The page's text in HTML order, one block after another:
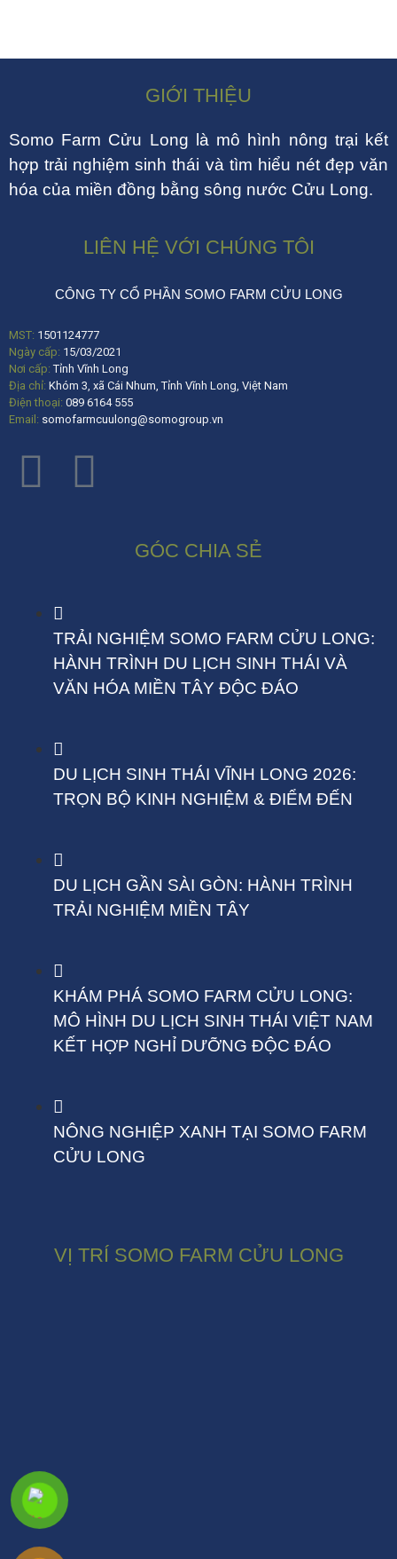
GIỚI THIỆU
Somo Farm Cửu Long là mô hình nông trại kết
hợp trải nghiệm sinh thái và tìm hiểu nét đẹp văn
hóa của miền đồng bằng sông nước Cửu Long.
LIÊN HỆ VỚI CHÚNG TÔI
CÔNG TY CỔ PHẦN SOMO FARM CỬU LONG
MST: 1501124777
Ngày cấp: 15/03/2021
Nơi cấp:Tỉnh Vĩnh Long
Địa chỉ: Khóm 3, xã Cái Nhum, Tỉnh Vĩnh Long, Việt Nam
Điện thoại: 089 6164 555
Email: somofarmcuulong@somogroup.vn
GÓC CHIA SẺ
TRẢI NGHIỆM SOMO FARM CỬU LONG:
HÀNH TRÌNH DU LỊCH SINH THÁI VÀ
VĂN HÓA MIỀN TÂY ĐỘC ĐÁO
DU LỊCH SINH THÁI VĨNH LONG 2026:
TRỌN BỘ KINH NGHIỆM & ĐIỂM ĐẾN
DU LỊCH GẦN SÀI GÒN: HÀNH TRÌNH
TRẢI NGHIỆM MIỀN TÂY
KHÁM PHÁ SOMO FARM CỬU LONG:
MÔ HÌNH DU LỊCH SINH THÁI VIỆT NAM
KẾT HỢP NGHỈ DƯỠNG ĐỘC ĐÁO
NÔNG NGHIỆP XANH TẠI SOMO FARM
CỬU LONG
VỊ TRÍ SOMO FARM CỬU LONG